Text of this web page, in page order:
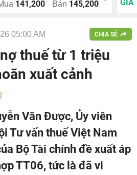
141,200 Bán 145,200
GIÁ
05:00 AM CHIA SẺ
thuế từ 1 triệu
xuất cảnh
Văn Được, Ủy viên
Tư vấn thuế Việt Nam
Bộ Tài chính đề xuất áp
TT06, tức là đã vi